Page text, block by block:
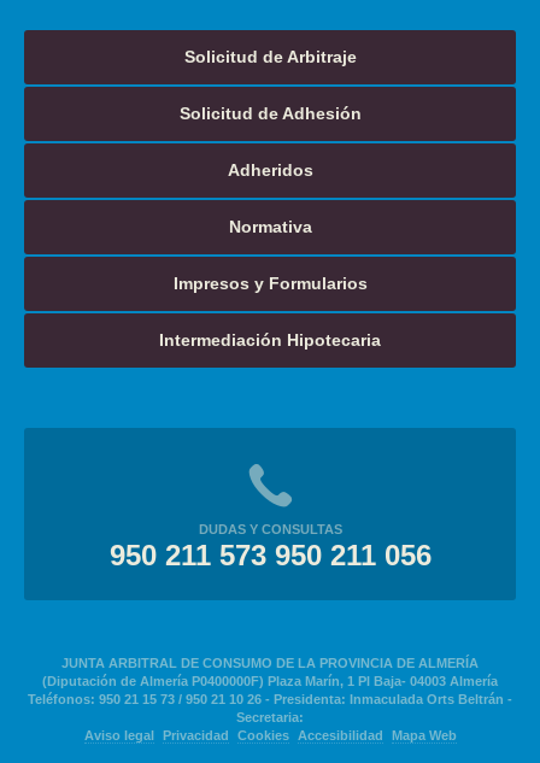
Solicitud de Arbitraje
Solicitud de Adhesión
Adheridos
Normativa
Impresos y Formularios
Intermediación Hipotecaria
DUDAS Y CONSULTAS
950 211 573 950 211 056
JUNTA ARBITRAL DE CONSUMO DE LA PROVINCIA DE ALMERÍA
(Diputación de Almería P0400000F) Plaza Marín, 1 Pl Baja- 04003 Almería
Teléfonos: 950 21 15 73 / 950 21 10 26 - Presidenta: Inmaculada Orts Beltrán -
Secretaria:
Aviso legal
Privacidad Cookies Accesibilidad Mapa Web